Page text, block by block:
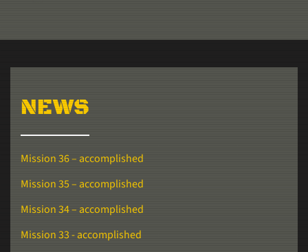
NEWS
Mission 36 – accomplished
Mission 35 – accomplished
Mission 34 – accomplished
Mission 33 - accomplished